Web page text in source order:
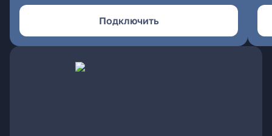
Подключить